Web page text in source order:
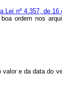
Lei nº 4.357, de 16
ordem nos
e da data do